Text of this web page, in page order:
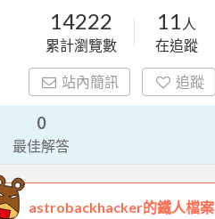
14222
累計瀏覽數
11 人
在追蹤
站內簡訊 追蹤
0
最佳解答
astrobackhacker的鐵人檔案